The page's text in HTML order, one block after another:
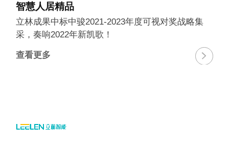
智慧人居精品
立林成果中标中骏2021-2023年度可视对奖战略集
采，奏响2022年新凯歌！
查看更多 